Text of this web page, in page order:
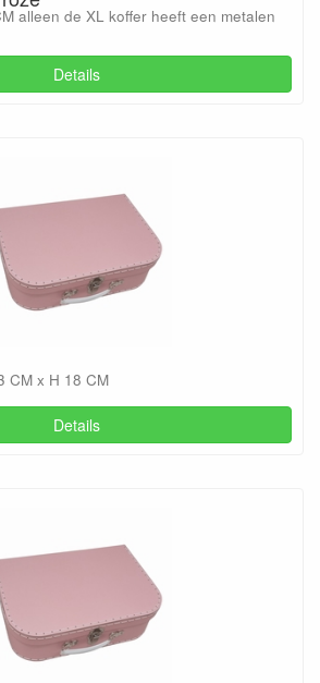
alleen de XL koffer heeft een metalen
Details
CM x H 18 CM
Details